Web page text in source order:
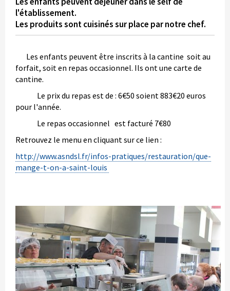
l'établissement.
Les produits sont cuisinés sur place par notre chef.
Les enfants peuvent être inscrits à la cantine soit au
forfait, soit en repas occasionnel. Ils ont une carte de
cantine.
Le prix du repas est de : 6€50 soient 883€20 euros
pour l'année.
Le repas occasionnel est facturé 7€80
Retrouvez le menu en cliquant sur ce lien :
http://www.asndsl.fr/infos-pratiques/restauration/que-
mange-t-on-a-saint-louis